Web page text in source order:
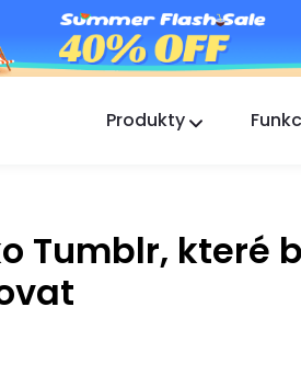
Produkty
FlashGet
Tumblr, které